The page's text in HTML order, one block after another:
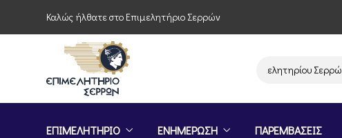
Καλώς ήλθατε στο Επιμελητήριο Σερρών
Παρέμβαση του Επιμελητηρίου Σερρών για
ΕΠΙΜΕΛΗΤΗΡΙΟ ΕΝΗΜΕΡΩΣΗ ΠΑΡΕΜΒΑΣΕΙΣ